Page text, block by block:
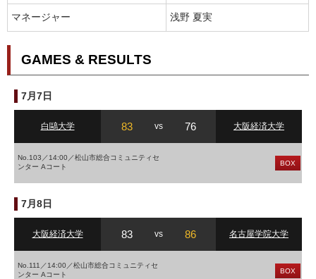
マネージャー 浅野 夏実
GAMES & RESULTS
7月7日
白鷗大学 83 vs 76 大阪経済大学
No.103／14:00／松山市総合コミュニティセ
ンター Aコート
BOX
7月8日
大阪経済大学 83 vs 86 名古屋学院大学
No.111／14:00／松山市総合コミュニティセ
ンター Aコート
BOX